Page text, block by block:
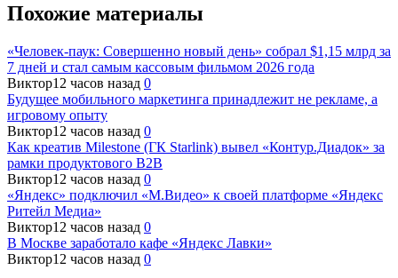
Похожие материалы
«Человек-паук: Совершенно новый день» собрал $1,15 млрд за
7 дней и стал самым кассовым фильмом 2026 года
Виктор12 часов назад 0
Будущее мобильного маркетинга принадлежит не рекламе, а
игровому опыту
Виктор12 часов назад 0
Как креатив Milestone (ГК Starlink) вывел «Контур.Диадок» за
рамки продуктового B2B
Виктор12 часов назад 0
«Яндекс» подключил «М.Видео» к своей платформе «Яндекс
Ритейл Медиа»
Виктор12 часов назад 0
В Москве заработало кафе «Яндекс Лавки»
Виктор12 часов назад 0